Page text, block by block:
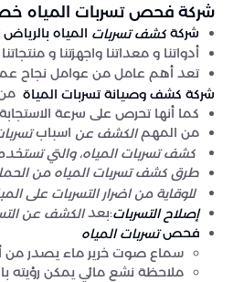
شركة فحص تسربات المياه خصم
شركةكشف تسربات المياه بالرياض
أدواتنا و معداتنا واجهزتنا و
تعد أهم عامل من عوامل نجاح
شركة كشف وصيانة تسربات المياة
كما أنها تحرص على سرعة
من المهمالكشف عن اسباب
كشف تسربات المياه، والتي
طرق كشف تسربات المياه من
للوقاية من اضرار التسربات على
إصلاح التسربات:بعدالكشف عن
فحصتسربات المياه
سماع صوت خرير ماء يصدر من أحد
ملاحظة نشع مائي يمكن رؤيته